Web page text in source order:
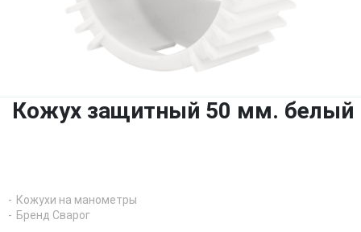
Кожух защитный 50 мм. белый
Кожухи на манометры
Бренд Сварог